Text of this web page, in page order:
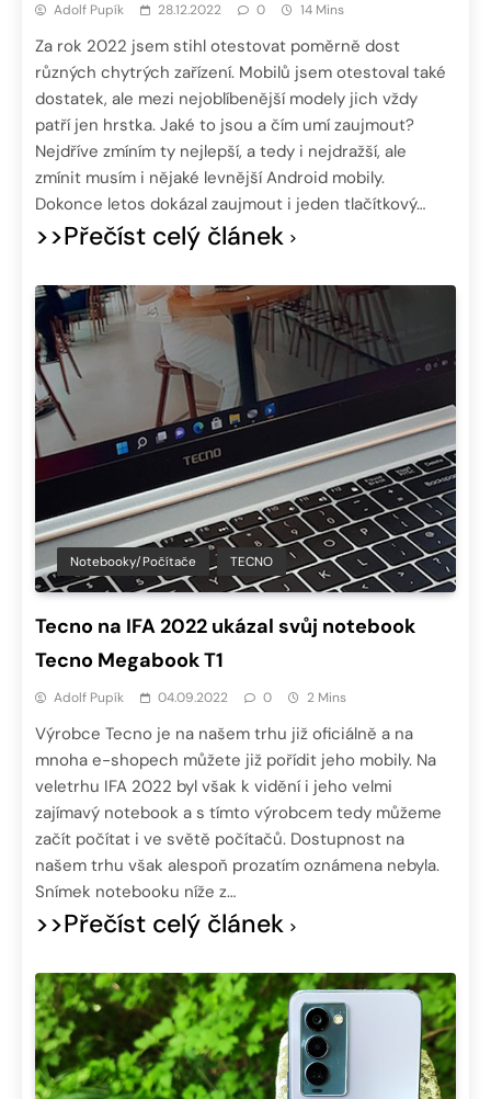
Adolf Pupík 28.12.2022 0 14 Mins
Za rok 2022 jsem stihl otestovat poměrně dost
různých chytrých zařízení. Mobilů jsem otestoval také
dostatek, ale mezi nejoblíbenější modely jich vždy
patří jen hrstka. Jaké to jsou a čím umí zaujmout?
Nejdříve zmíním ty nejlepší, a tedy i nejdražší, ale
zmínit musím i nějaké levnější Android mobily.
Dokonce letos dokázal zaujmout i jeden tlačítkový…
>>Přečíst celý článek
Notebooky/Počítače TECNO
Tecno na IFA 2022 ukázal svůj notebook
Tecno Megabook T1
Adolf Pupík 04.09.2022 0 2 Mins
Výrobce Tecno je na našem trhu již oficiálně a na
mnoha e-shopech můžete již pořídit jeho mobily. Na
veletrhu IFA 2022 byl však k vidění i jeho velmi
zajímavý notebook a s tímto výrobcem tedy můžeme
začít počítat i ve světě počítačů. Dostupnost na
našem trhu však alespoň prozatím oznámena nebyla.
Snímek notebooku níže z…
>>Přečíst celý článek